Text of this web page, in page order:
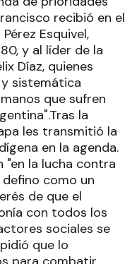
recibió en el
Esquivel,
y al líder de la
Díaz, quienes
sistemática
que sufren
la
les transmitió la
en la agenda.
"en la lucha contra
como un
de que el
con todos los
sociales se
que lo